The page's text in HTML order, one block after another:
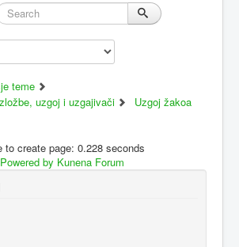
teme
uzgoj i uzgajivači
Uzgoj žakoa
to create page: 0.228 seconds
Powered by Kunena Forum